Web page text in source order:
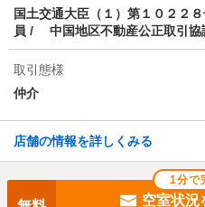
国土交通大臣（１）第１０２２
員 / 中国地区不動産公正取引協
取引態様
仲介
店舗の情報を詳しくみる
1分で
空室状況